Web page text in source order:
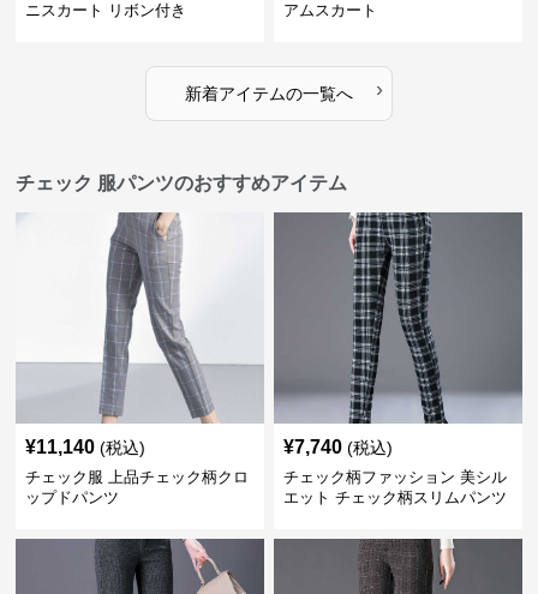
ニスカート リボン付き
アムスカート
新着アイテムの一覧へ ›
チェック 服パンツのおすすめアイテム
¥11,140 (税込)
チェック服 上品チェック柄クロ
ップドパンツ
¥7,740 (税込)
チェック柄ファッション 美シル
エット チェック柄スリムパンツ